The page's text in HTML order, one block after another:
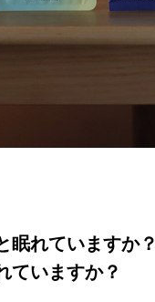
眠れていますか？
ていますか？